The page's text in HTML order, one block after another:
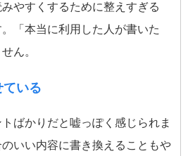
やすくするために整えすぎる
「本当に利用した人が書いた
ん。
ている
ばかりだと嘘っぽく感じられま
いい内容に書き換えることもや